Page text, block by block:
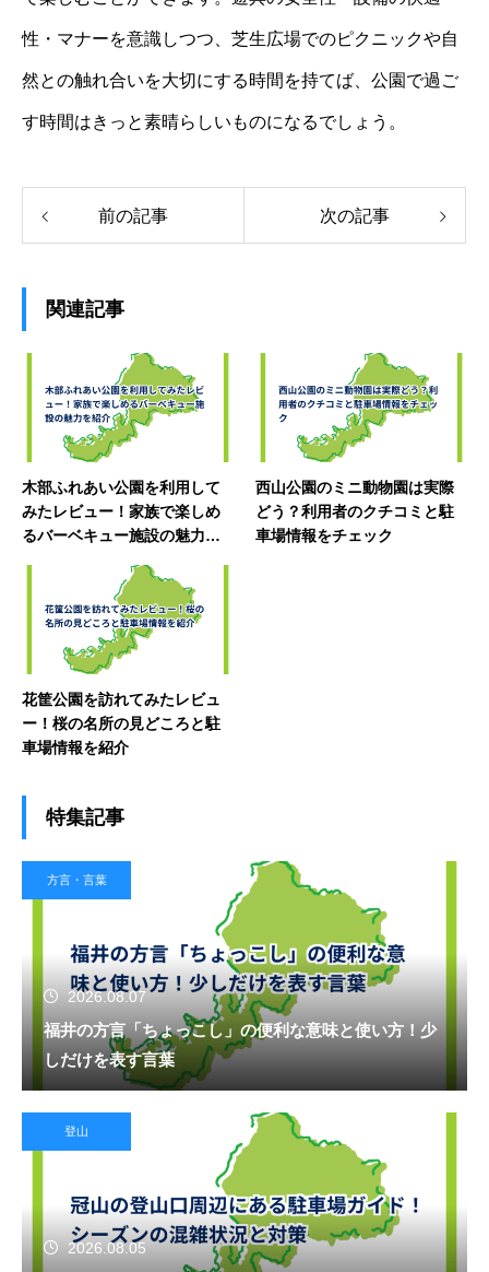
性・マナーを意識しつつ、芝生広場でのピクニックや自
然との触れ合いを大切にする時間を持てば、公園で過ご
す時間はきっと素晴らしいものになるでしょう。
前の記事 次の記事
関連記事
木部ふれあい公園を利用して
みたレビュー！家族で楽しめ
るバーベキュー施設の魅力を
西山公園のミニ動物園は実際
どう？利用者のクチコミと駐
車場情報をチェック
花筐公園を訪れてみたレビュ
ー！桜の名所の見どころと駐
車場情報を紹介
特集記事
方言・言葉
2026.08.07
福井の方言「ちょっこし」の便利な意味と使い方！少
しだけを表す言葉
登山
2026.08.05